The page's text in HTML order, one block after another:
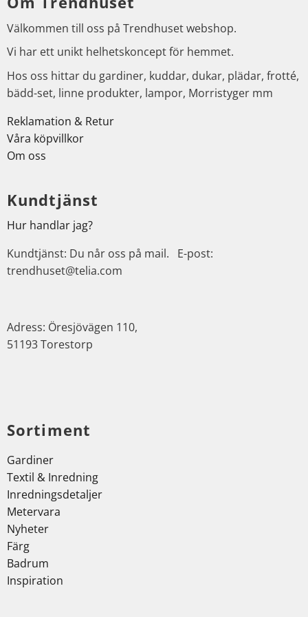
Välkommen till oss på Trendhuset webshop.
Vi har ett unikt helhetskoncept för hemmet.
Hos oss hittar du gardiner, kuddar, dukar, plädar, frotté,
bädd-set, linne produkter, lampor, Morristyger mm
Reklamation & Retur
Våra köpvillkor
Om oss
Kundtjänst
Hur handlar jag?
Kundtjänst: Du når oss på mail. E-post:
trendhuset@telia.com
Adress: Öresjövägen 110,
51193 Torestorp
Sortiment
Gardiner
Textil & Inredning
Inredningsdetaljer
Metervara
Nyheter
Färg
Badrum
Inspiration